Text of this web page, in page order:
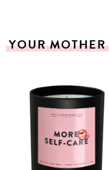
YOUR MOTHER